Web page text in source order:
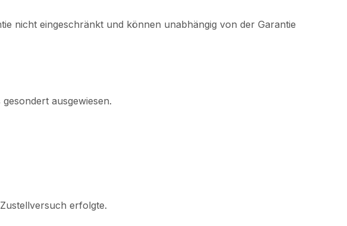
nicht eingeschränkt und können unabhängig von der Garantie
ausgewiesen.
erfolgte.